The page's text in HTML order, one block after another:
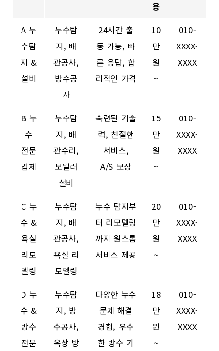
용
A 누
수탐
지 &
설비
누수탐
지, 배
관공사,
방수공
사
24시간 출
동 가능, 빠
른 응답, 합
리적인 가격
10
만
원
~
010-
XXXX-
XXXX
B 누
수
전문
업체
누수탐
지, 배
관수리,
보일러
설비
숙련된 기술
력, 친절한
서비스,
A/S 보장
15
만
원
~
010-
XXXX-
XXXX
C 누
수 &
욕실
리모
델링
누수탐
지, 배
관공사,
욕실 리
모델링
누수 탐지부
터 리모델링
까지 원스톱
서비스 제공
20
만
원
~
010-
XXXX-
XXXX
D 누
수 &
방수
전문
누수탐
지, 방
수공사,
옥상 방
다양한 누수
문제 해결
경험, 우수
한 방수 기
18
만
원
~
010-
XXXX-
XXXX